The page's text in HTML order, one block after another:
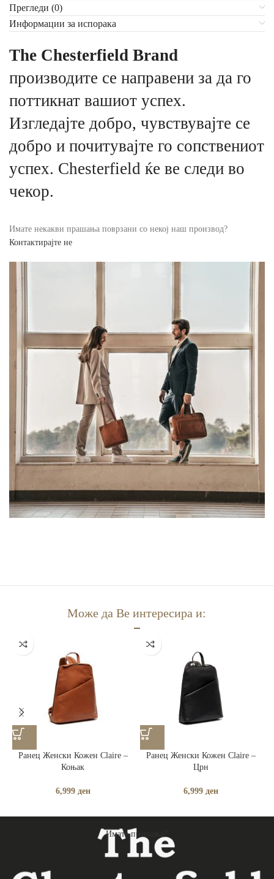
Прегледи (0)
Информации за испорака
The Chesterfield Brand
производите се направени за да го
поттикнат вашиот успех.
Изгледајте добро, чувствувајте се
добро и почитувајте го сопствениот
успех. Chesterfield ќе ве следи во
чекор.
Имате некакви прашања поврзани со некој наш производ?
Контактирајте не
Може да Ве интересира и:
Ранец Женски Кожен Claire –
Коњак
6,999 ден
Ранец Женски Кожен Claire –
Црн
6,999 ден
Имате прашања?